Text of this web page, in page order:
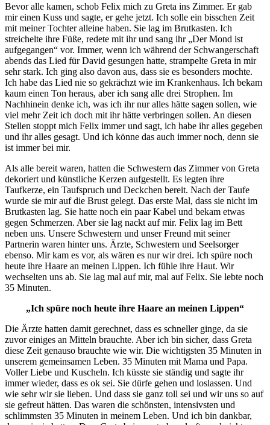
Bevor alle kamen, schob Felix mich zu Greta ins Zimmer. Er gab
mir einen Kuss und sagte, er gehe jetzt. Ich solle ein bisschen Zeit
mit meiner Tochter alleine haben. Sie lag im Brutkasten. Ich
streichelte ihre Füße, redete mit ihr und sang ihr „Der Mond ist
aufgegangen“ vor. Immer, wenn ich während der Schwangerschaft
abends das Lied für David gesungen hatte, strampelte Greta in mir
sehr stark. Ich ging also davon aus, dass sie es besonders mochte.
Ich habe das Lied nie so gekrächzt wie im Krankenhaus. Ich bekam
kaum einen Ton heraus, aber ich sang alle drei Strophen. Im
Nachhinein denke ich, was ich ihr nur alles hätte sagen sollen, wie
viel mehr Zeit ich doch mit ihr hätte verbringen sollen. An diesen
Stellen stoppt mich Felix immer und sagt, ich habe ihr alles gegeben
und ihr alles gesagt. Und ich könne das auch immer noch, denn sie
ist immer bei mir.
Als alle bereit waren, hatten die Schwestern das Zimmer von Greta
dekoriert und künstliche Kerzen aufgestellt. Es legten ihre
Taufkerze, ein Taufspruch und Deckchen bereit. Nach der Taufe
wurde sie mir auf die Brust gelegt. Das erste Mal, dass sie nicht im
Brutkasten lag. Sie hatte noch ein paar Kabel und bekam etwas
gegen Schmerzen. Aber sie lag nackt auf mir. Felix lag im Bett
neben uns. Unsere Schwestern und unser Freund mit seiner
Partnerin waren hinter uns. Ärzte, Schwestern und Seelsorger
ebenso. Mir kam es vor, als wären es nur wir drei. Ich spüre noch
heute ihre Haare an meinen Lippen. Ich fühle ihre Haut. Wir
wechselten uns ab. Sie lag mal auf mir, mal auf Felix. Sie lebte noch
35 Minuten.
„Ich spüre noch heute ihre Haare an meinen Lippen“
Die Ärzte hatten damit gerechnet, dass es schneller ginge, da sie
zuvor einiges an Mitteln brauchte. Aber ich bin sicher, dass Greta
diese Zeit genauso brauchte wie wir. Die wichtigsten 35 Minuten in
unserem gemeinsamen Leben. 35 Minuten mit Mama und Papa.
Voller Liebe und Kuscheln. Ich küsste sie ständig und sagte ihr
immer wieder, dass es ok sei. Sie dürfe gehen und loslassen. Und
wie sehr wir sie lieben. Und dass sie ganz toll sei und wir uns so auf
sie gefreut hätten. Das waren die schönsten, intensivsten und
schlimmsten 35 Minuten in meinem Leben. Und ich bin dankbar,